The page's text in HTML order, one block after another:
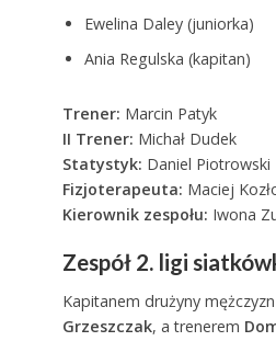
Ewelina Daley (juniorka)
Ania Regulska (kapitan)
Trener: Marcin Patyk
II Trener: Michał Dudek
Statystyk: Daniel Piotrowski
Fizjoterapeuta: Maciej
Kierownik zespołu: Iwona
Zespół 2. ligi
Kapitanem drużyny
Grzeszczak, a trenerem